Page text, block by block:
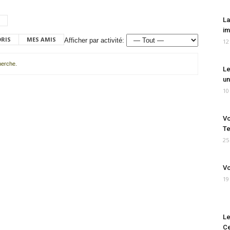
MES AMIS Afficher par activité: